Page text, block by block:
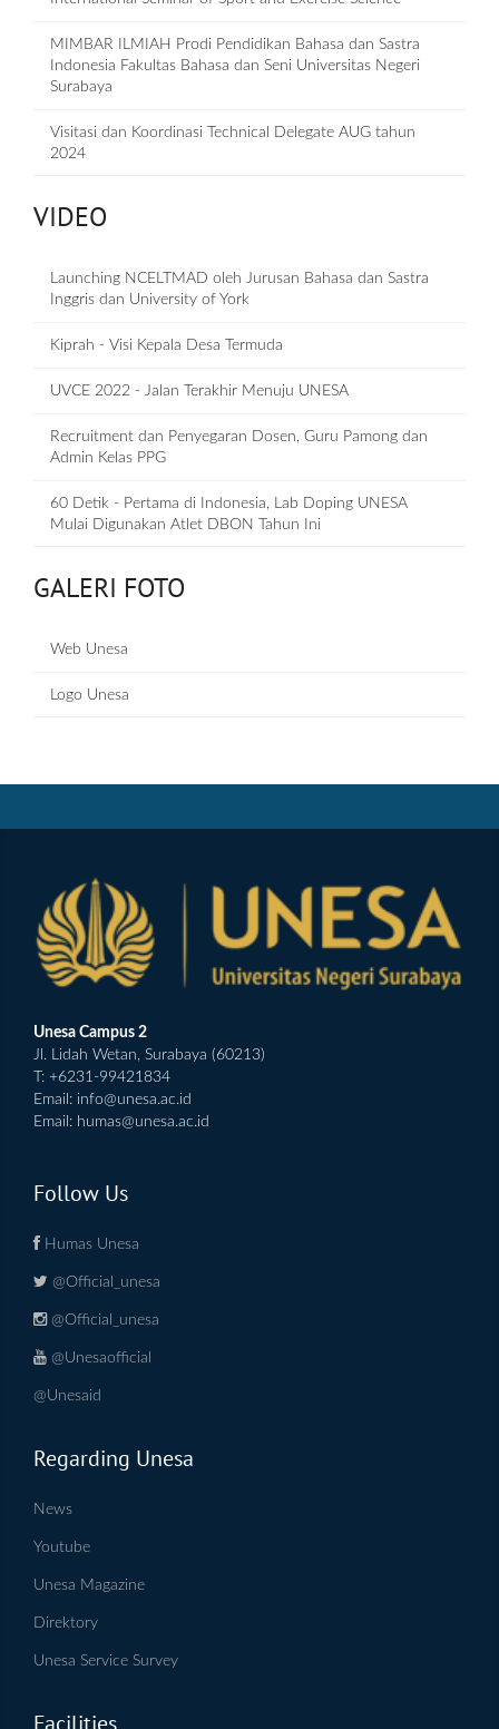
MIMBAR ILMIAH Prodi Pendidikan Bahasa dan Sastra
Indonesia Fakultas Bahasa dan Seni Universitas Negeri
Surabaya
Visitasi dan Koordinasi Technical Delegate AUG tahun
2024
VIDEO
Launching NCELTMAD oleh Jurusan Bahasa dan Sastra
Inggris dan University of York
Kiprah - Visi Kepala Desa Termuda
UVCE 2022 - Jalan Terakhir Menuju UNESA
Recruitment dan Penyegaran Dosen, Guru Pamong dan
Admin Kelas PPG
60 Detik - Pertama di Indonesia, Lab Doping UNESA
Mulai Digunakan Atlet DBON Tahun Ini
GALERI FOTO
Web Unesa
Logo Unesa
Unesa Campus 2
Jl. Lidah Wetan, Surabaya (60213)
T: +6231-99421834
Email: info@unesa.ac.id
Email: humas@unesa.ac.id
Follow Us
Humas Unesa
@Official_unesa
@Official_unesa
@Unesaofficial
@Unesaid
Regarding Unesa
News
Youtube
Unesa Magazine
Direktory
Unesa Service Survey
Facilities